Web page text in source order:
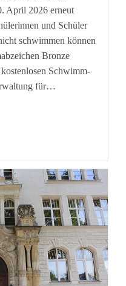
April 2026 erneut
und Schüler
schwimmen können
Bronze
Schwimm-
für…